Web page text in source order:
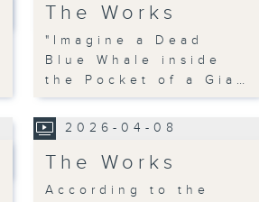
The Works
"Imagine a Dead
Blue Whale inside
the Pocket of a Gia…
2026-04-08
The Works
According to the